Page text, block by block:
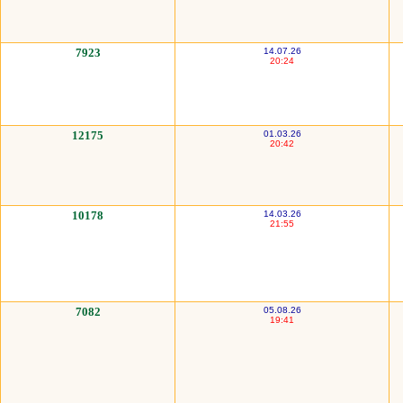
14.07.26
20:24
7923
01.03.26
20:42
12175
14.03.26
21:55
10178
05.08.26
19:41
7082